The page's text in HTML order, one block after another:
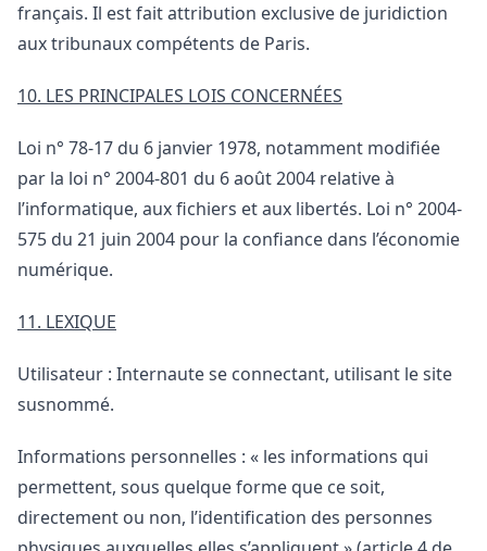
français. Il est fait attribution exclusive de juridiction
aux tribunaux compétents de Paris.
10. LES PRINCIPALES LOIS CONCERNÉES
Loi n° 78-17 du 6 janvier 1978, notamment modifiée
par la loi n° 2004-801 du 6 août 2004 relative à
l’informatique, aux fichiers et aux libertés. Loi n° 2004-
575 du 21 juin 2004 pour la confiance dans l’économie
numérique.
11. LEXIQUE
Utilisateur : Internaute se connectant, utilisant le site
susnommé.
Informations personnelles : « les informations qui
permettent, sous quelque forme que ce soit,
directement ou non, l’identification des personnes